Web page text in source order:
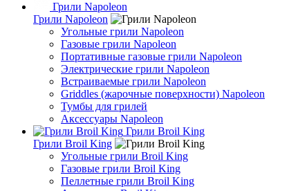
Грили Napoleon
Грили Napoleon
Угольные грили Napoleon
Газовые грили Napoleon
Портативные газовые грили Napoleon
Электрические грили Napoleon
Встраиваемые грили Napoleon
Griddles (жарочные поверхности) Napoleon
Тумбы для грилей
Аксессуары Napoleon
Грили Broil King
Грили Broil King
Угольные грили Broil King
Газовые грили Broil King
Пеллетные грили Broil King